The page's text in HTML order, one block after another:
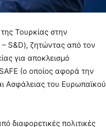
Τουρκίας στην
S&D), ζητώντας από τον
για αποκλεισμό
(ο οποίος αφορά την
Ασφάλειας του Ευρωπαϊκού
διαφορετικές πολιτικές